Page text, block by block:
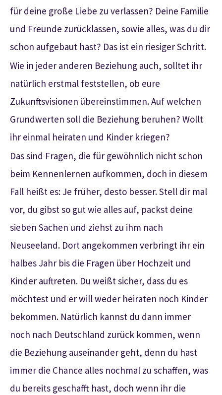
für deine große Liebe zu verlassen? Deine Familie
und Freunde zurücklassen, sowie alles, was du dir
schon aufgebaut hast? Das ist ein riesiger Schritt.
Wie in jeder anderen Beziehung auch, solltet ihr
natürlich erstmal feststellen, ob eure
Zukunftsvisionen übereinstimmen. Auf welchen
Grundwerten soll die Beziehung beruhen? Wollt
ihr einmal heiraten und Kinder kriegen?
Das sind Fragen, die für gewöhnlich nicht schon
beim Kennenlernen aufkommen, doch in diesem
Fall heißt es: Je früher, desto besser. Stell dir mal
vor, du gibst so gut wie alles auf, packst deine
sieben Sachen und ziehst zu ihm nach
Neuseeland. Dort angekommen verbringt ihr ein
halbes Jahr bis die Fragen über Hochzeit und
Kinder auftreten. Du weißt sicher, dass du es
möchtest und er will weder heiraten noch Kinder
bekommen. Natürlich kannst du dann immer
noch nach Deutschland zurück kommen, wenn
die Beziehung auseinander geht, denn du hast
immer die Chance alles nochmal zu schaffen, was
du bereits geschafft hast, doch wenn ihr die